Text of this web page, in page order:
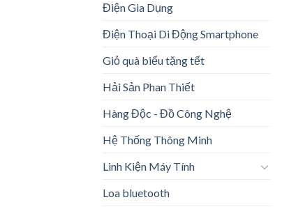
Điện Gia Dụng
Điện Thoại Di Động Smartphone
Giỏ quà biếu tặng tết
Hải Sản Phan Thiết
Hàng Độc - Đồ Công Nghệ
Hệ Thống Thông Minh
Linh Kiện Máy Tính
Loa bluetooth